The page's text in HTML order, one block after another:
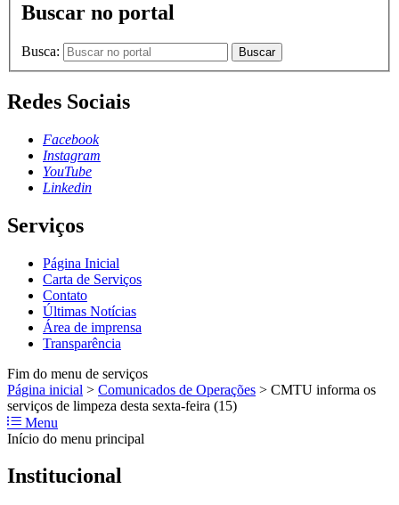
Buscar no portal
Busca: Buscar
Redes Sociais
Facebook
Instagram
YouTube
Linkedin
Serviços
Página Inicial
Carta de Serviços
Contato
Últimas Notícias
Área de imprensa
Transparência
Fim do menu de serviços
Página inicial > Comunicados de Operações > CMTU informa os
serviços de limpeza desta sexta-feira (15)
Menu
Início do menu principal
Institucional